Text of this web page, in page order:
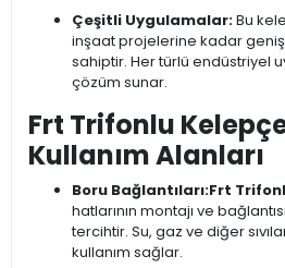
Çeşitli Uygulamalar:Bu
inşaat projelerine kadar geniş
sahiptir. Her türlü endüstriyel
çözüm sunar.
Frt Trifonlu Kelepçe
Kullanım Alanları
Boru Bağlantıları:Frt
hatlarının montajı ve
tercihtir. Su, gaz ve diğer
kullanım sağlar.